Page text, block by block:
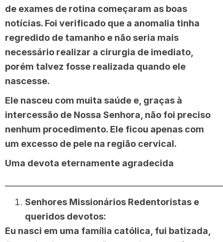
de exames de rotina começaram as boas
notícias. Foi verificado que a anomalia tinha
regredido de tamanho e não seria mais
necessário realizar a cirurgia de imediato,
porém talvez fosse realizada quando ele
nascesse.
Ele nasceu com muita saúde e, graças à
intercessão de Nossa Senhora, não foi preciso
nenhum procedimento. Ele ficou apenas com
um excesso de pele na região cervical.
Uma devota eternamente agradecida
Senhores Missionários Redentoristas e
queridos devotos:
Eu nasci em uma família católica, fui batizada,